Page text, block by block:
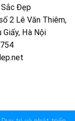
Đẹp
2 Lê Văn Thiêm,
Giấy, Hà Nội